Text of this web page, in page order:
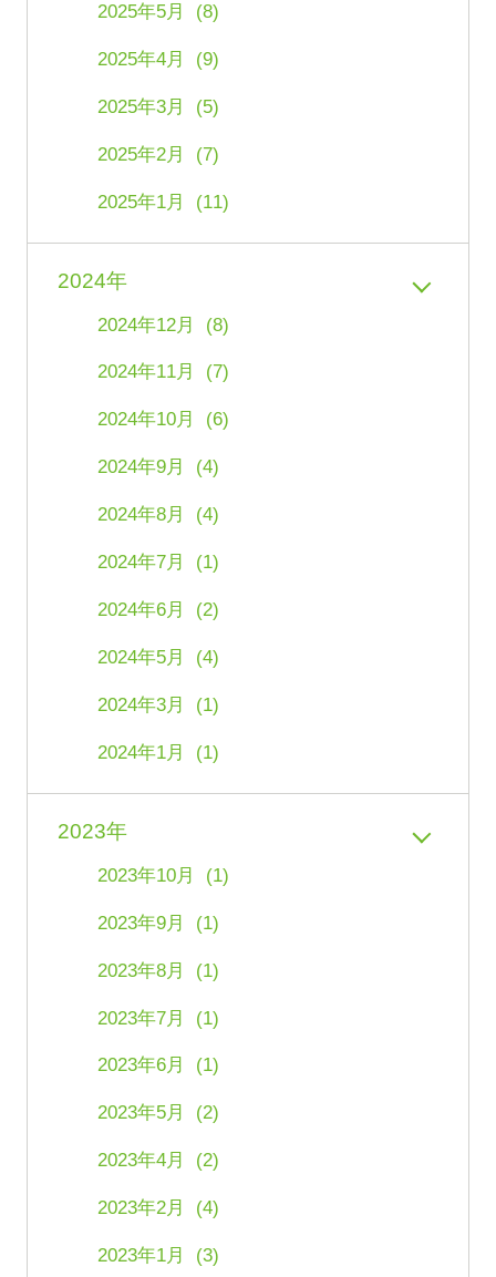
2025年5月 (8)
2025年4月 (9)
2025年3月 (5)
2025年2月 (7)
2025年1月 (11)
2024年
2024年12月 (8)
2024年11月 (7)
2024年10月 (6)
2024年9月 (4)
2024年8月 (4)
2024年7月 (1)
2024年6月 (2)
2024年5月 (4)
2024年3月 (1)
2024年1月 (1)
2023年
2023年10月 (1)
2023年9月 (1)
2023年8月 (1)
2023年7月 (1)
2023年6月 (1)
2023年5月 (2)
2023年4月 (2)
2023年2月 (4)
2023年1月 (3)